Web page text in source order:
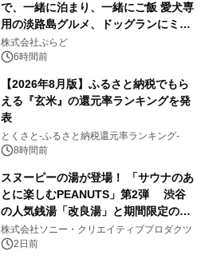
で、一緒に泊まり、一緒にご飯 愛犬専
用の淡路島グルメ、ドッグランにミニ
プール グランピングとトレーラーハウ
スの2施設で
株式会社ぷらど
6時間前
【2026年8月版】ふるさと納税でもら
える『玄米』の還元率ランキングを発
表
とくさと-ふるさと納税還元率ランキング-
8時間前
スヌーピーの湯が登場！ 「サウナのあ
とに楽しむPEANUTS」第2弾 渋谷
の人気銭湯「改良湯」と期間限定のコ
ラボレーション サウナイキタイコラ
ボグッズも発売決定！
株式会社ソニー・クリエイティブプロダクツ
2日前